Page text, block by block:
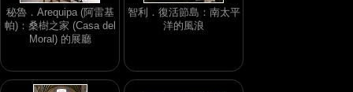
秘魯．Arequipa (阿雷基
帕)：桑樹之家 (Casa del
Moral) 的展廳
智利．復活節島：南太平
洋的風浪